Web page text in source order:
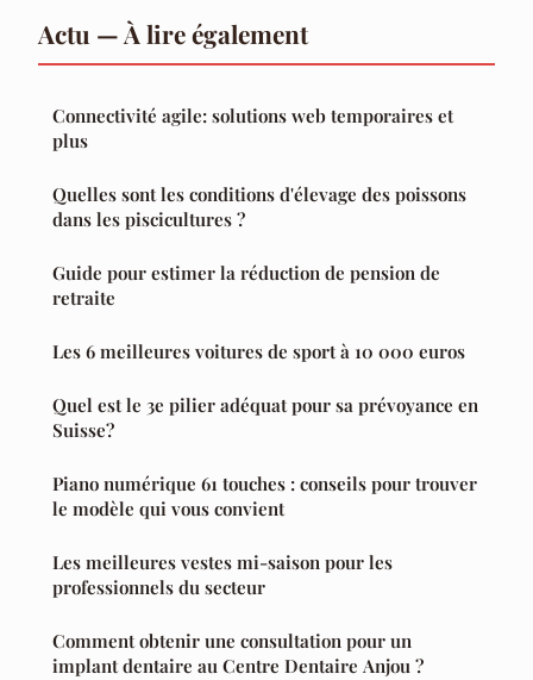
Actu — À lire également
Connectivité agile: solutions web temporaires et
plus
Quelles sont les conditions d'élevage des poissons
dans les piscicultures ?
Guide pour estimer la réduction de pension de
retraite
Les 6 meilleures voitures de sport à 10 000 euros
Quel est le 3e pilier adéquat pour sa prévoyance en
Suisse?
Piano numérique 61 touches : conseils pour trouver
le modèle qui vous convient
Les meilleures vestes mi-saison pour les
professionnels du secteur
Comment obtenir une consultation pour un
implant dentaire au Centre Dentaire Anjou ?